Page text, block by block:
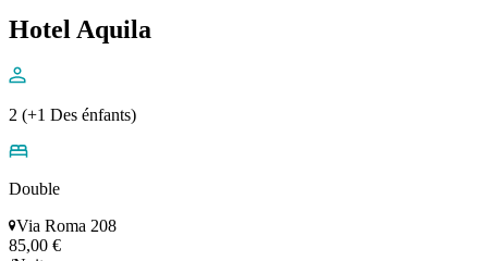
Hotel Aquila
2 (+1 Des énfants)
Double
Via Roma 208
85,00 €